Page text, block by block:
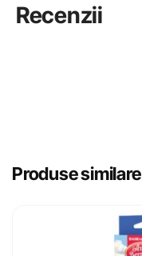
Recenzii
Produse similare